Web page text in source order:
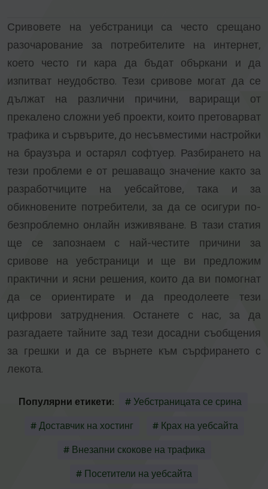
Сривовете на уебстраници са често срещано
разочарование за потребителите на интернет,
което често ги кара да бъдат объркани и да
изпитват неудобство. Тези сривове могат да се
дължат на различни причини, вариращи от
прекалено сложни уеб проекти, които претоварват
трафика и сървърите, до несъвместими настройки
на браузъра и остарял софтуер. Разбирането на
тези проблеми е от решаващо значение както за
разработчиците на уебсайтове, така и за
обикновените потребители, за да се осигури по-
безпроблемно онлайн изживяване. В тази статия
ще се запознаем с най-честите причини за
сривове на уебстраници и ще ви предложим
практични и ясни решения, които да ви помогнат
да се ориентирате и да преодолеете тези
цифрови затруднения. Останете с нас, за да
разгадаете тайните зад тези досадни съобщения
за грешки и да се върнете към сърфирането с
лекота.
Популярни етикети: # Уебстраницата се срина
# Доставчик на хостинг # Крах на уебсайта
# Внезапни скокове на трафика
# Посетители на уебсайта